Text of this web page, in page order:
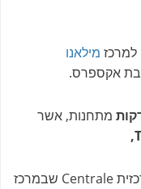
למרכז מילאנו
אקספרס.
מתחנות, אשר
המרכזית Centrale שבמרכז